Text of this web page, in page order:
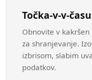
Točka-v-v-
Obnovite v
za shranjevanje.
izbrisom, slabim
podatkov.